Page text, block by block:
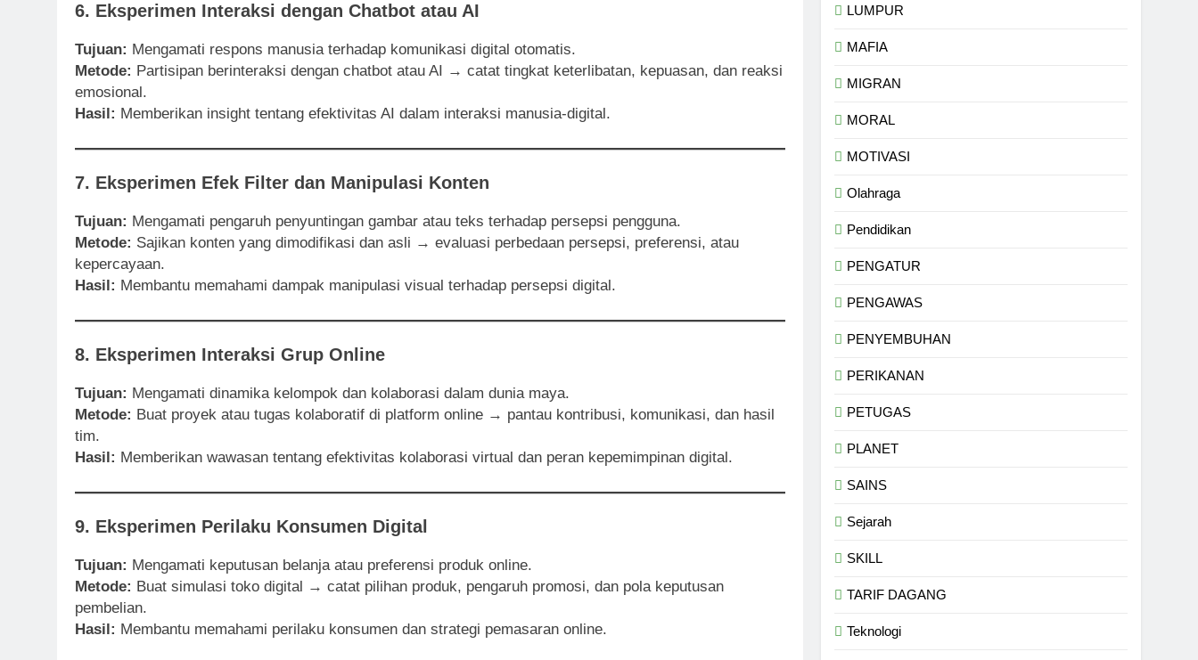
6. Eksperimen Interaksi dengan Chatbot atau AI
Tujuan: Mengamati respons manusia terhadap komunikasi digital otomatis.
Metode: Partisipan berinteraksi dengan chatbot atau AI → catat tingkat keterlibatan, kepuasan, dan reaksi
emosional.
Hasil: Memberikan insight tentang efektivitas AI dalam interaksi manusia-digital.
7. Eksperimen Efek Filter dan Manipulasi Konten
Tujuan: Mengamati pengaruh penyuntingan gambar atau teks terhadap persepsi pengguna.
Metode: Sajikan konten yang dimodifikasi dan asli → evaluasi perbedaan persepsi, preferensi, atau
kepercayaan.
Hasil: Membantu memahami dampak manipulasi visual terhadap persepsi digital.
8. Eksperimen Interaksi Grup Online
Tujuan: Mengamati dinamika kelompok dan kolaborasi dalam dunia maya.
Metode: Buat proyek atau tugas kolaboratif di platform online → pantau kontribusi, komunikasi, dan hasil
tim.
Hasil: Memberikan wawasan tentang efektivitas kolaborasi virtual dan peran kepemimpinan digital.
9. Eksperimen Perilaku Konsumen Digital
Tujuan: Mengamati keputusan belanja atau preferensi produk online.
Metode: Buat simulasi toko digital → catat pilihan produk, pengaruh promosi, dan pola keputusan
pembelian.
Hasil: Membantu memahami perilaku konsumen dan strategi pemasaran online.
LUMPUR
MAFIA
MIGRAN
MORAL
MOTIVASI
Olahraga
Pendidikan
PENGATUR
PENGAWAS
PENYEMBUHAN
PERIKANAN
PETUGAS
PLANET
SAINS
Sejarah
SKILL
TARIF DAGANG
Teknologi